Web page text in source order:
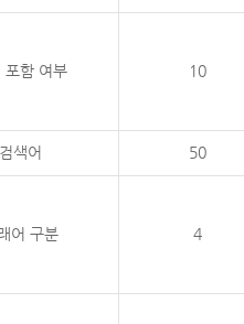
포함 여부 10
검색어 50
어 구분 4